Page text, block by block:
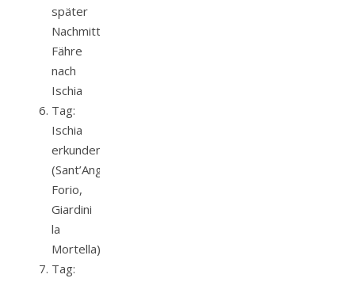
später
Nachmittag
Fähre
nach
Ischia
Tag:
Ischia
erkunden
(Sant’Angelo,
Forio,
Giardini
la
Mortella)
Tag: